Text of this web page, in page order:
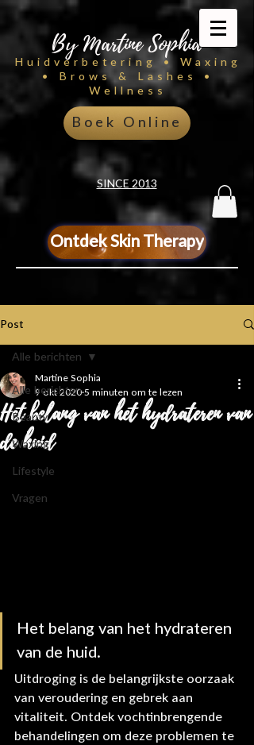
By Martine Sophia
Huidverbetering • Waxing
• Brows & Lashes •
Wellness
Boek Online
SINCE 2013
Ontdek Skin Therapy
Post
Alle berichten
Beauty
Waxing
Lifestyle
Vragen
Alle berichten
Het belang van het hydrateren van
de huid
Martine Sophia
9 okt 2020 5 minuten om te lezen
Het belang van het hydrateren
van de huid.
Uitdroging is de belangrijkste oorzaak
van veroudering en gebrek aan
vitaliteit. Ontdek vochtinbrengende
behandelingen om deze problemen te